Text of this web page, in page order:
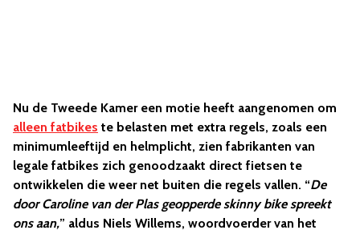
Nu de Tweede Kamer een motie heeft aangenomen om
alleen fatbikes te belasten met extra regels, zoals een
minimumleeftijd en helmplicht, zien fabrikanten van
legale fatbikes zich genoodzaakt direct fietsen te
ontwikkelen die weer net buiten die regels vallen. “De
door Caroline van der Plas geopperde skinny bike spreekt
ons aan,” aldus Niels Willems, woordvoerder van het